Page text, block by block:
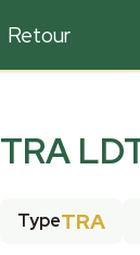
Retour
TRA
TypeTRA